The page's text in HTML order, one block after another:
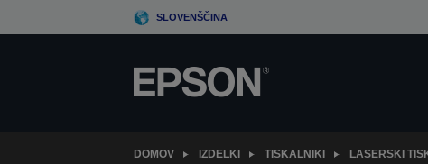
to
SLOVENŠČINA
DOMOV IZDELKI TISKALNIKI LASERSKI